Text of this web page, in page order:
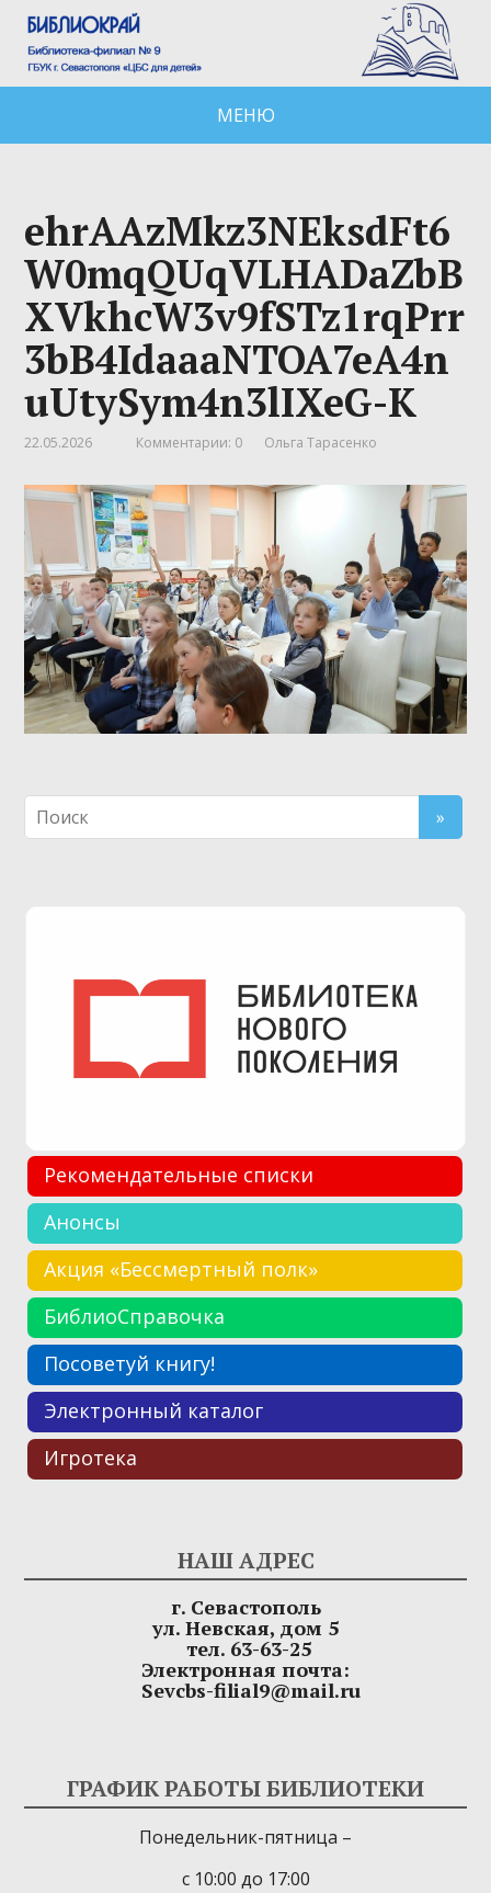
МЕНЮ
ehrAAzMkz3NEksdFt6
W0mqQUqVLHADaZbB
XVkhcW3v9fSTz1rqPrr
3bB4IdaaaNTOA7eA4n
uUtySym4n3lIXeG-K
22.05.2026 Комментарии: 0 Ольга Тарасенко
Рекомендательные списки
Анонсы
Акция «Бессмертный полк»
БиблиоСправочка
Посоветуй книгу!
Электронный каталог
Игротека
НАШ АДРЕС
г. Севастополь
ул. Невская, дом 5
тел. 63-63-25
Электронная почта:
Sevcbs-filial9@mail.ru
ГРАФИК РАБОТЫ БИБЛИОТЕКИ
Понедельник-пятница –
с 10:00 до 17:00